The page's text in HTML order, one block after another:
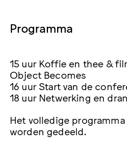
Programma
15 uur Koffie en thee &
Object Becomes
16 uur Start van de
18 uur Netwerking en
Het volledige
worden gedeeld.